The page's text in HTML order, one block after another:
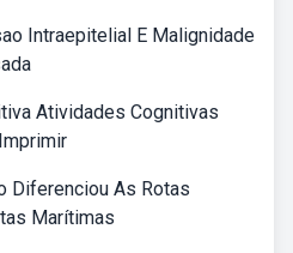
Intraepitelial E Malignidade
Atividades Cognitivas
Diferenciou As Rotas
Marítimas